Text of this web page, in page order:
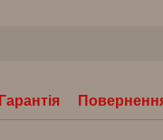
Гарантія